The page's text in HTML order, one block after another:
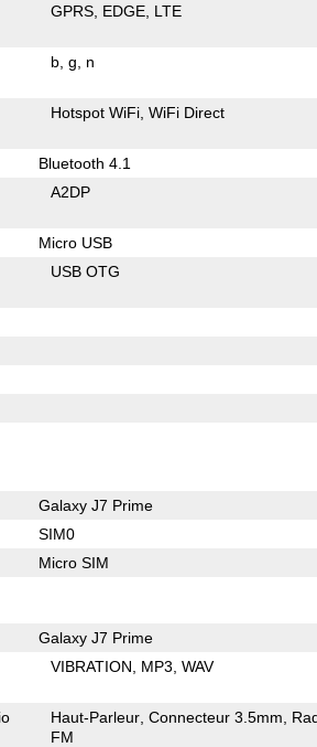
GPRS EDGE LTE
b g n
Hotspot WiFi WiFi Direct
Bluetooth 4.1
A2DP
Micro USB
USB OTG
Galaxy J7 Prime
SIM0
Micro SIM
Galaxy J7 Prime
VIBRATION MP3 WAV
Haut-Parleur Connecteur 3.5mm
FM